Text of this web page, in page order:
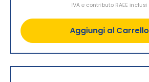
IVA e contributo RAEE inclusi
Aggiungi al Carrello